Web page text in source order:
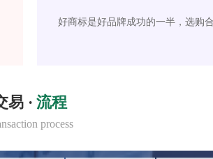
好商标是好品牌成功的一半，选购
易 · 流程
process